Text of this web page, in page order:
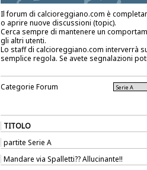
Il forum di calcioreggiano.com è
o aprire nuove discussioni (topic).
Cerca sempre di mantenere un
gli altri utenti.
Lo staff di calcioreggiano.com interverrà
semplice regola. Se avete segnalazioni
Categorie Forum
TITOLO
partite Serie A
Mandare via Spalletti?? Allucinante!!